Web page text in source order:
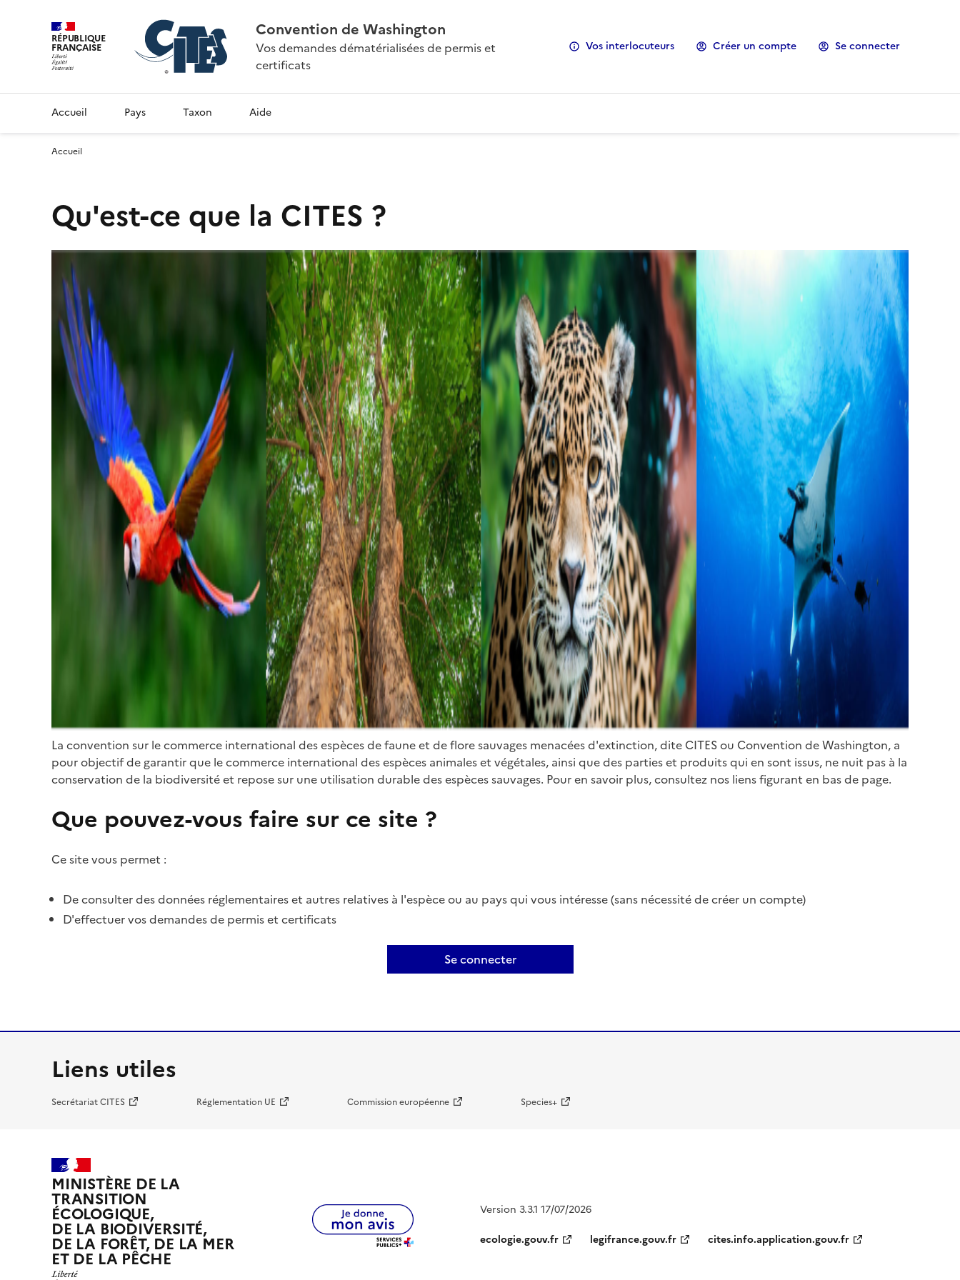
RÉPUBLIQUE
FRANÇAISE
Convention de Washington
Vos demandes dématérialisées de permis et
certificats
Vos interlocuteurs Créer un compte Se connecter
Accueil Pays Taxon Aide
Accueil
Qu'est-ce que la CITES ?
La convention sur le commerce international des espèces de faune et de flore sauvages menacées d'extinction, dite CITES ou Convention de Washington, a
pour objectif de garantir que le commerce international des espèces animales et végétales, ainsi que des parties et produits qui en sont issus, ne nuit pas à la
conservation de la biodiversité et repose sur une utilisation durable des espèces sauvages. Pour en savoir plus, consultez nos liens figurant en bas de page.
Que pouvez-vous faire sur ce site ?
Ce site vous permet :
De consulter des données réglementaires et autres relatives à l'espèce ou au pays qui vous intéresse (sans nécessité de créer un compte)
D'effectuer vos demandes de permis et certificats
Se connecter
Liens utiles
Secrétariat CITES Réglementation UE Commission européenne Species+
MINISTÈRE DE LA
TRANSITION
ÉCOLOGIQUE,
DE LA BIODIVERSITÉ,
DE LA FORÊT, DE LA MER
ET DE LA PÊCHE
Version 3.3.1 17/07/2026
ecologie.gouv.fr
legifrance.gouv.fr cites.info.application.gouv.fr